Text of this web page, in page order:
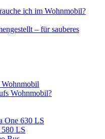
ich im Wohnmobil?
– für sauberes
Wohnmobil?
One 630 LS
LS